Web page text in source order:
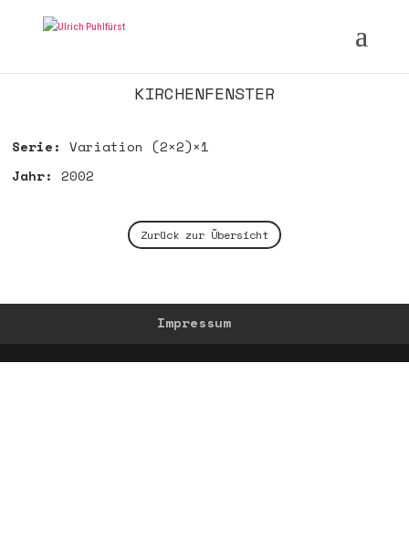
KIRCHENFENSTER
Serie: Variation (2×2)×1
Jahr: 2002
Zurück zur Übersicht
Impressum